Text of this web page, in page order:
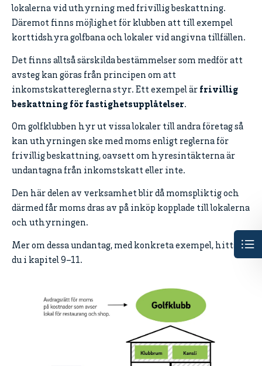
lokalerna vid uthyrning med frivillig beskattning.
Däremot finns möjlighet för klubben att till exempel
korttidshyra golfbana och lokaler vid angivna tillfällen.
Det finns alltså särskilda bestämmelser som medför att
avsteg kan göras från principen om att
inkomstskattereglerna styr. Ett exempel är frivillig
beskattning för fastighetsupplåtelser.
Om golfklubben hyr ut vissa lokaler till andra företag så
kan uthyrningen ske med moms enligt reglerna för
frivillig beskattning, oavsett om hyresintäkterna är
undantagna från inkomstskatt eller inte.
Den här delen av verksamhet blir då momspliktig och
därmed får moms dras av på inköp kopplade till lokalerna
och uthyrningen.
Mer om dessa undantag, med konkreta exempel, hittar
du i kapitel 9–11.